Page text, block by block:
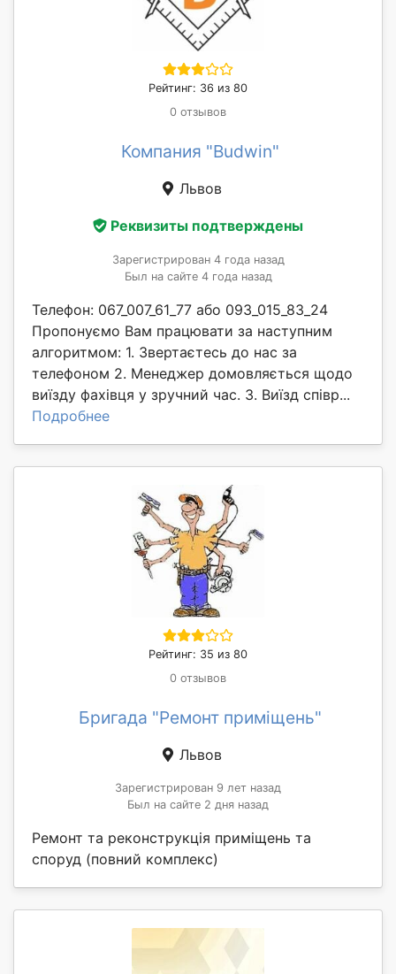
Рейтинг: 36 из 80
0 отзывов
Компания "Budwin"
Львов
Реквизиты подтверждены
Зарегистрирован 4 года назад
Был на сайте 4 года назад
Телефон: 067_007_61_77 або 093_015_83_24
Пропонуємо Вам працювати за наступним
алгоритмом: 1. Звертаєтесь до нас за
телефоном 2. Менеджер домовляється щодо
виїзду фахівця у зручний час. 3. Виїзд співр...
Подробнее
Рейтинг: 35 из 80
0 отзывов
Бригада "Ремонт приміщень"
Львов
Зарегистрирован 9 лет назад
Был на сайте 2 дня назад
Ремонт та реконструкція приміщень та
споруд (повний комплекс)